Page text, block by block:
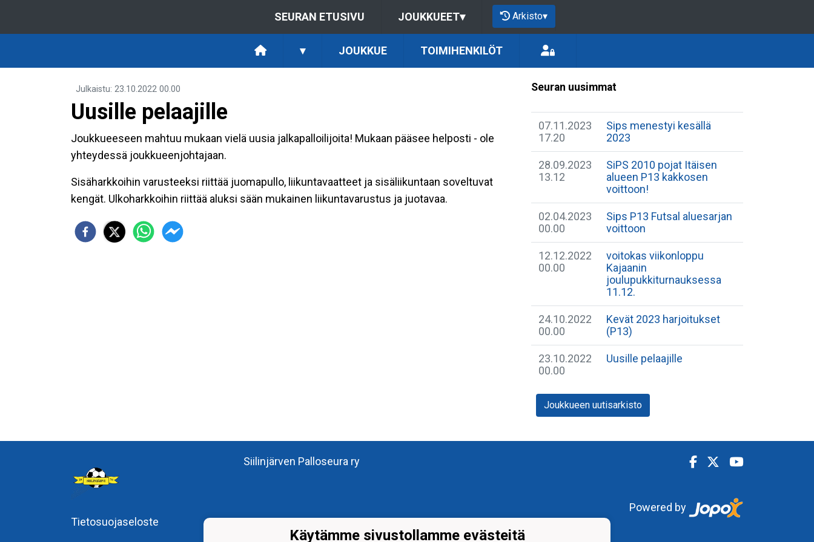
SEURAN ETUSIVU JOUKKUEET▾ Arkisto▾
▾ JOUKKUE TOIMIHENKILÖT
Julkaistu: 23.10.2022 00.00
Uusille pelaajille
Joukkueeseen mahtuu mukaan vielä uusia jalkapalloilijoita! Mukaan pääsee helposti - ole
yhteydessä joukkueenjohtajaan.
Sisäharkkoihin varusteeksi riittää juomapullo, liikuntavaatteet ja sisäliikuntaan soveltuvat
kengät. Ulkoharkkoihin riittää aluksi sään mukainen liikuntavarustus ja juotavaa.
Seuran uusimmat
07.11.2023
17.20
Sips menestyi kesällä
2023
28.09.2023
13.12
SiPS 2010 pojat Itäisen
alueen P13 kakkosen
voittoon!
02.04.2023
00.00
Sips P13 Futsal aluesarjan
voittoon
12.12.2022
00.00
voitokas viikonloppu
Kajaanin
joulupukkiturnauksessa
11.12.
24.10.2022
00.00
Kevät 2023 harjoitukset
(P13)
23.10.2022
00.00
Uusille pelaajille
Joukkueen uutisarkisto
Tietosuojaseloste
Siilinjärven Palloseura ry
Powered by
Käytämme sivustollamme evästeitä